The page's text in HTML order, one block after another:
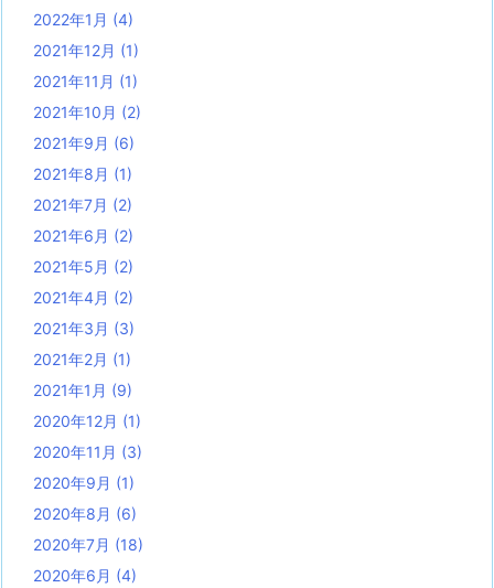
2022年1月 (4)
2021年12月 (1)
2021年11月 (1)
2021年10月 (2)
2021年9月 (6)
2021年8月 (1)
2021年7月 (2)
2021年6月 (2)
2021年5月 (2)
2021年4月 (2)
2021年3月 (3)
2021年2月 (1)
2021年1月 (9)
2020年12月 (1)
2020年11月 (3)
2020年9月 (1)
2020年8月 (6)
2020年7月 (18)
2020年6月 (4)